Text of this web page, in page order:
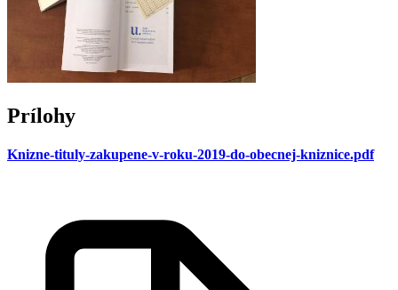
Prílohy
Knizne-tituly-zakupene-v-roku-2019-do-obecnej-kniznice.pdf